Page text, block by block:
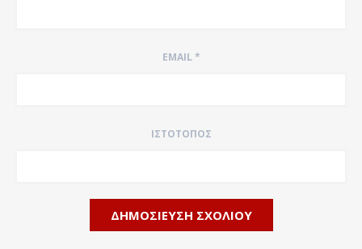
EMAIL*
ΙΣΤΌΤΟΠΟΣ